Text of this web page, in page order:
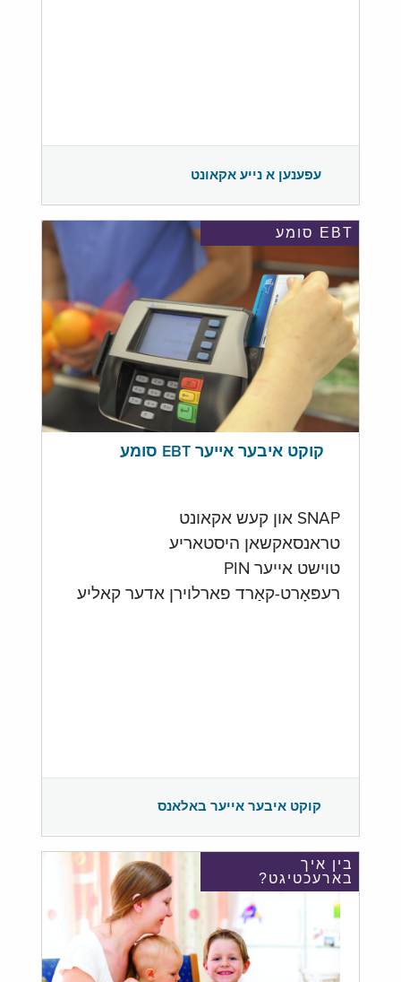
עפענען א נייע אקאונט
EBT סומע
קוקט איבער אייער EBT סומע
SNAP און קעש אקאונט
טראנסאקשאן היסטאריע
טוישט אייער PIN
רעפּאָרט-קאַרד פארלוירן אדער קאליע
קוקט איבער אייער באלאנס
בין איך
בארעכטיגט?